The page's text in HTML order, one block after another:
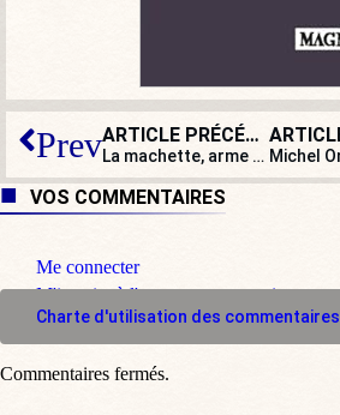
Prev ARTICLE PRÉCÉDENT
La machette, arme symbolique de la délinquance migratoire ?
VOS COMMENTAIRES
Me connecter
M'inscrire à l'espace commentaire
Charte d'utilisation des commentaires
Commentaires fermés.